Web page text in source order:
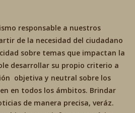
responsable a nuestros
de la necesidad del ciudadano
sobre temas que impactan la
desarrollar su propio criterio a
objetiva y neutral sobre los
en todos los ámbitos. Brindar
de manera precisa, veráz.